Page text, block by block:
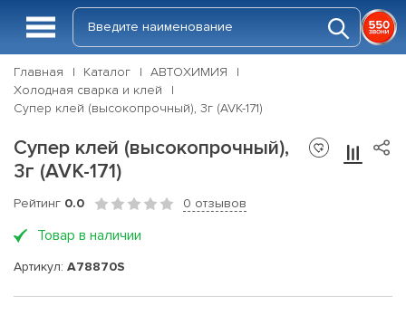
Главная Каталог
АВТОХИМИЯ
Холодная сварка и клей
Супер клей (высокопрочный), 3г (AVK-171)
Супер клей (высокопрочный),
3г (AVK-171)
Рейтинг 0.0 0 отзывов
Товар в наличии
Артикул: A78870S